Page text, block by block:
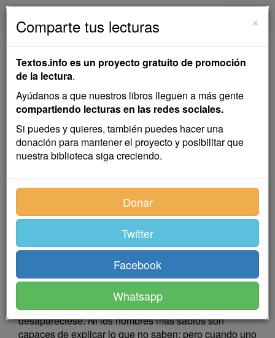
Pedro, Perico y Pedrín
Hans Christian Andersen
Cuento infantil
¡Es asombroso lo que saben los niños hoy en día! Uno
ya casi no sabe qué es lo que ellos no saben. Eso de
que la cigüeña los sacó muy pequeños del pozo o de
la balsa del molino y los llevó a sus padres, es una
historia tan anticuada, que ya ninguno la cree, a pesar
de que es la verdad pura.
Pero, ¿cómo van a parar los pequeñuelos a la balsa o
al pozo? Eso no lo saben todos, pero algunos sí. Si en
una noche estrellada te has entretenido en contemplar
el cielo, habrás visto caer estrellas fugaces. Parece
exactamente como si una estrella cayera y
desapareciese. Ni los hombres más sabios son
capaces de explicar lo que no saben; pero cuando uno
×
Comparte tus lecturas
Textos.info es un proyecto gratuito de promoción
de la lectura.
Ayúdanos a que nuestros libros lleguen a más gente
compartiendo lecturas en las redes sociales.
Si puedes y quieres, también puedes hacer una
donación para mantener el proyecto y posibilitar que
nuestra biblioteca siga creciendo.
Donar
Twitter
Facebook
Whatsapp